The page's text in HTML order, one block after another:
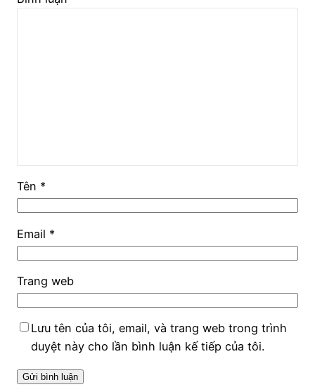
Tên *
Email *
Trang web
Lưu tên của tôi, email, và trang web trong trình
duyệt này cho lần bình luận kế tiếp của tôi.